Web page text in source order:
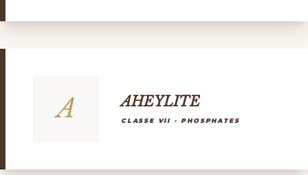
A AHEYLITE
CLASSE VII - PHOSPHATES